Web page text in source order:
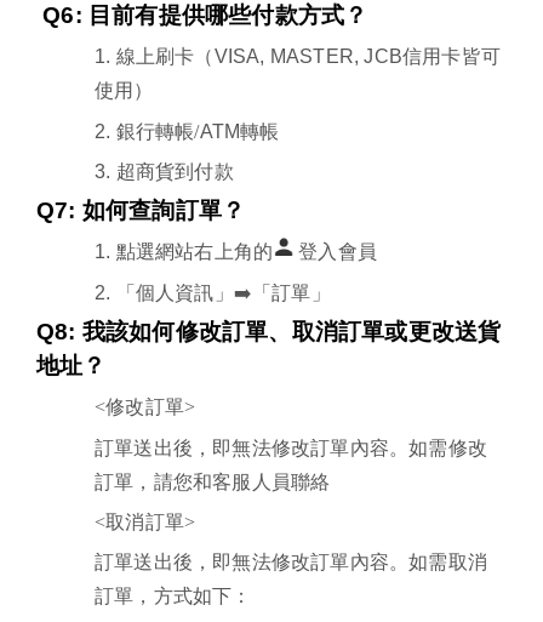
Q6: 目前有提供哪些付款方式？
1. 線上刷卡 （VISA, MASTER, JCB信用卡皆可
使用 ）
2. 銀行轉帳/ATM轉帳
3. 超商貨到付款
Q7: 如何查詢訂單？
1. 點選網站右上角的
登入會員
2.
「個人資訊」➡️「訂單」
Q8: 我該如何修改訂單、取消訂單或更改送貨
地址？
<修改訂單>
訂單送出後，即無法修改訂單內容。如需修改
訂單，請您和客服人員聯絡
<取消訂單>
訂單送出後，即無法修改訂單內容。如需取消
訂單，方式如下：